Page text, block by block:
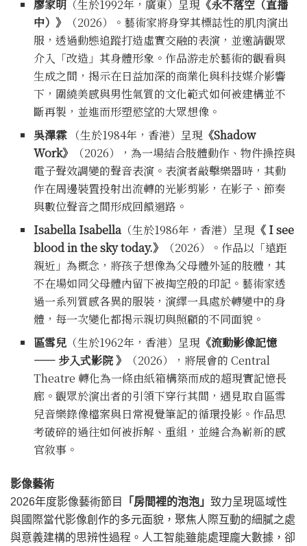
廖家明 （生於1992年，廣東）呈現 《永不落空（直播
中）》
（2026）。藝術家將身穿其標誌性的肌肉演出
服，透過動態追蹤打造虛實交融的表演，並邀請觀眾
介入「改造」其身體形象。作品游走於藝術的觀看與
生成之間，揭示在日益加深的商業化與科技媒介影響
下，圍繞美感與男性氣質的文化範式如何被建構並不
斷再製，並進而形塑慾望的大眾想像。
吳澤霖 （生於1984年，香港）呈現 《Shadow
Work》
（2026），為一場結合肢體動作、物件操控與
電子聲效調變的聲音表演。表演者敲擊樂器時，其動
作在周邊裝置投射出流轉的光影剪影，在影子、節奏
與數位聲音之間形成回饋迴路。
Isabella Isabella（生於1986年，香港）呈現 《 I see
blood in the sky today.》
（2026）。作品以「遠距
親近」為概念，將孩子想像為父母體外延的肢體，其
不在場如同父母體內留下被掏空般的印記。藝術家透
過一系列質感各異的服裝，演繹一具處於轉變中的身
體，每一次變化都揭示親切與照顧的不同面貌。
區雪兒 （生於1962年，香港）呈現 《流動影像記憶
—— 步入式影院》
（2026），將展會的 Central
Theatre 轉化為一條由紙箱構築而成的超現實記憶長
廊。觀眾於演出者的引領下穿行其間，遇見取自區雪
兒音樂錄像檔案與日常視覺筆記的循環投影。作品思
考破碎的過往如何被拆解、重組，並縫合為嶄新的感
官敘事。
影像藝術
2026年度影像藝術節目
「 房間裡的泡泡 」 致力呈現區域性
與國際當代影像創作的多元面貌，聚焦人際互動的細膩之處
與意義建構的思辨性過程。人工智能雖能處理龐大數據，卻